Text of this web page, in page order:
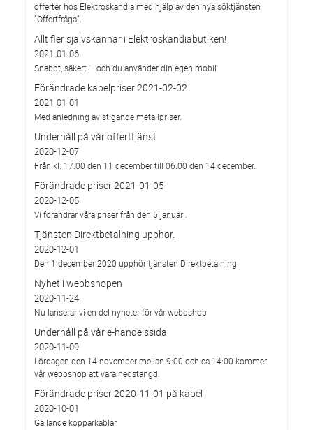
offerter hos Elektroskandia med hjälp av den nya söktjänsten
”Offertfråga”.
Allt fler självskannar i Elektroskandiabutiken!
2021-01-06
Snabbt, säkert – och du använder din egen mobil
Förändrade kabelpriser 2021-02-02
2021-01-01
Med anledning av stigande metallpriser.
Underhåll på vår offerttjänst
2020-12-07
Från kl. 17:00 den 11 december till 06:00 den 14 december.
Förändrade priser 2021-01-05
2020-12-05
Vi förändrar våra priser från den 5 januari.
Tjänsten Direktbetalning upphör.
2020-12-01
Den 1 december 2020 upphör tjänsten Direktbetalning
Nyhet i webbshopen
2020-11-24
Nu lanserar vi en del nyheter för vår webbshop
Underhåll på vår e-handelssida
2020-11-09
Lördagen den 14 november mellan 9:00 och ca 14:00 kommer
vår webbshop att vara nedstängd.
Förändrade priser 2020-11-01 på kabel
2020-10-01
Gällande kopparkablar